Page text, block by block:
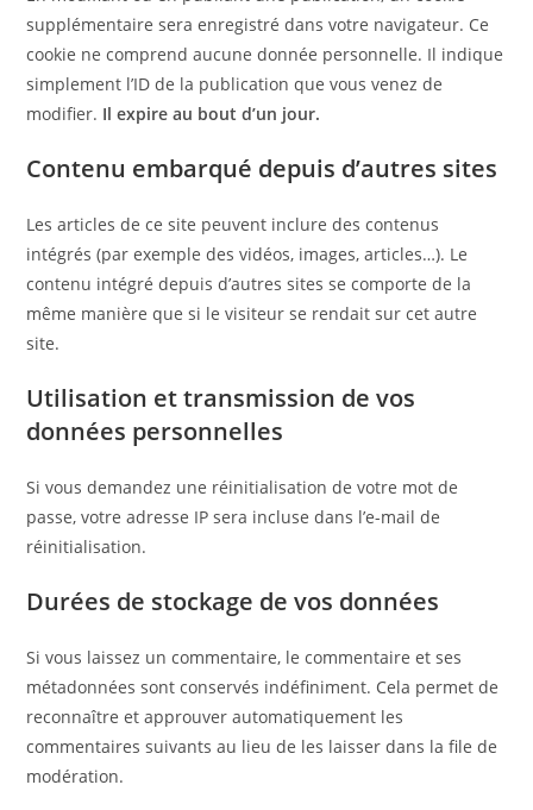
supplémentaire sera enregistré dans votre navigateur. Ce
cookie ne comprend aucune donnée personnelle. Il indique
simplement l’ID de la publication que vous venez de
modifier. Il expire au bout d’un jour.
Contenu embarqué depuis d’autres sites
Les articles de ce site peuvent inclure des contenus
intégrés (par exemple des vidéos, images, articles…). Le
contenu intégré depuis d’autres sites se comporte de la
même manière que si le visiteur se rendait sur cet autre
site.
Utilisation et transmission de vos
données personnelles
Si vous demandez une réinitialisation de votre mot de
passe, votre adresse IP sera incluse dans l’e-mail de
réinitialisation.
Durées de stockage de vos données
Si vous laissez un commentaire, le commentaire et ses
métadonnées sont conservés indéfiniment. Cela permet de
reconnaître et approuver automatiquement les
commentaires suivants au lieu de les laisser dans la file de
modération.